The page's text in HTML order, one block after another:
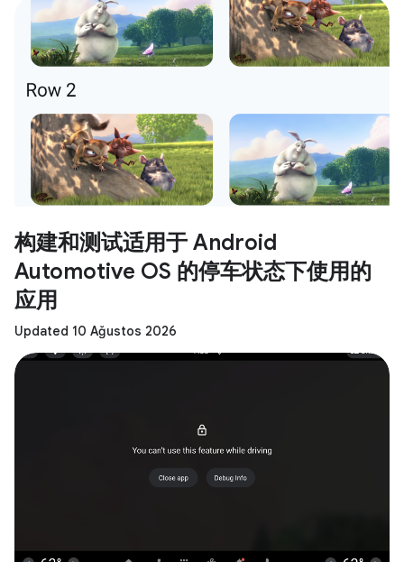
构建和测试适用于 Android
Automotive OS 的停车状态下使用的
应用
Updated 10 Ağustos 2026